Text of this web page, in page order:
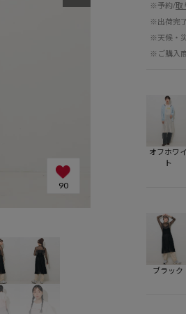
90
※予約/取
※出荷完
※天候・
※ご購入
オフホワイ
ト
ブラック